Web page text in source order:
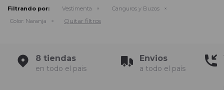
Filtrando por: Vestimenta
Canguros y Buzos
Color: Naranja Quitar filtros
8 tiendas
en todo el pais
Envios
a todo el país